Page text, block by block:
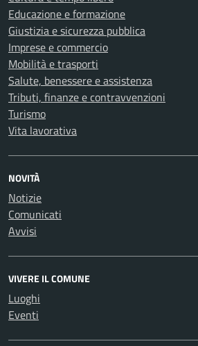
Educazione e formazione
Giustizia e sicurezza pubblica
Imprese e commercio
Mobilità e trasporti
Salute, benessere e assistenza
Tributi, finanze e contravvenzioni
Turismo
Vita lavorativa
NOVITÀ
Notizie
Comunicati
Avvisi
VIVERE IL COMUNE
Luoghi
Eventi